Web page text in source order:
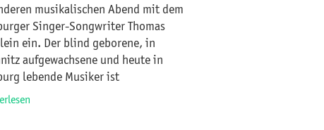
musikalischen Abend mit dem
Singer-Songwriter Thomas
ein. Der blind geborene, in
aufgewachsene und heute in
lebende Musiker ist